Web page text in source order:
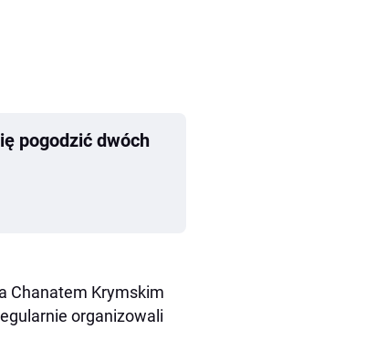
pogodzić dwóch
Chanatem Krymskim
organizowali